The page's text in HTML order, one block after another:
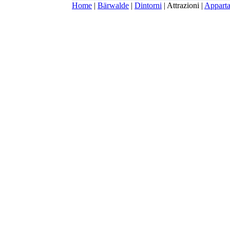
Home | Bärwalde | Dintorni | Attrazioni |